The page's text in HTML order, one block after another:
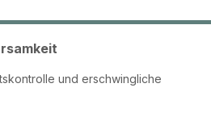
und erschwingliche